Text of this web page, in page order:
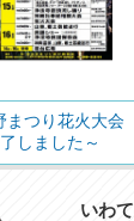
まつり花火大
しました～
いわ